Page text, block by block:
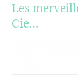
Les
Cie…